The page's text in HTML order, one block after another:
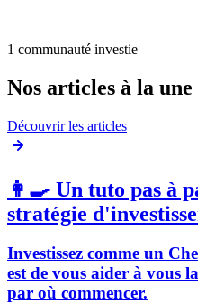
1 communauté investie
Nos articles à la une
Découvrir les articles
👩‍🍳 Un tuto pas à
stratégie
Investissez comme un
est de vous aider à vous
par où commencer.